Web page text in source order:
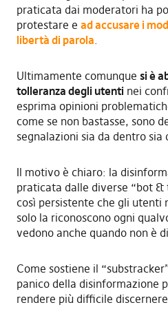
praticata dai moderatori ha
protestare e ad accusare i
libertà di parola.
Ultimamente comunque si è
tolleranza degli utenti nei
esprima opinioni
come se non bastasse, sono
segnalazioni sia da dentro sia
Il motivo è chiaro: la
praticata dalle diverse “bot
così persistente che gli utenti
solo la riconoscono ogni
vedono anche quando non è
Come sostiene il
panico della disinformazione
rendere più difficile